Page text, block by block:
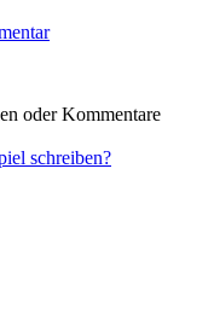
oder Kommentare
schreiben?